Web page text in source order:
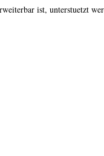
ist, unterstuetzt